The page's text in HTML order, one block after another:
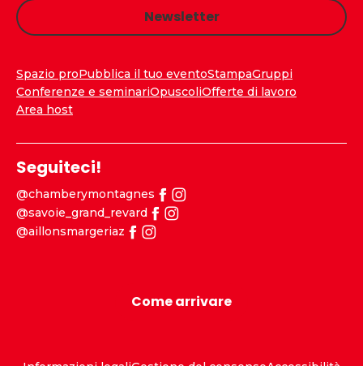
Newsletter
Spazio proPubblica il tuo eventoStampaGruppi
Conferenze e seminariOpuscoliOfferte di lavoro
Area host
Seguiteci!
@chamberymontagnes
@savoie_grand_revard
@aillonsmargeriaz
Come arrivare